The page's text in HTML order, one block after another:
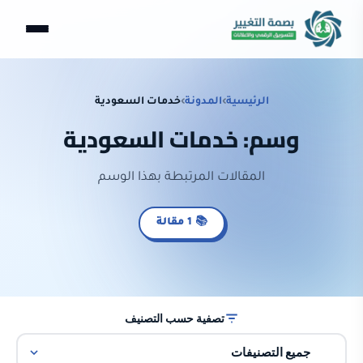
الرئيسية›المدونة›خدمات السعودية
وسم: خدمات السعودية
المقالات المرتبطة بهذا الوسم
📚 1 مقالة
تصفية حسب التصنيف